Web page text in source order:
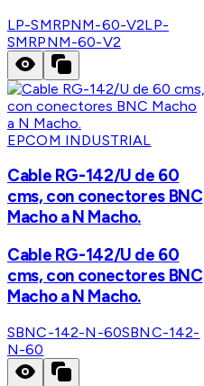
LP-SMRPNM-60-V2LP-
SMRPNM-60-V2
EPCOM INDUSTRIAL
Cable RG-142/U de 60
cms, con conectores BNC
Macho a N Macho.
Cable RG-142/U de 60
cms, con conectores BNC
Macho a N Macho.
SBNC-142-N-60SBNC-142-
N-60